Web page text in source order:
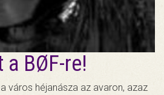
a BØF-re!
város héjanásza az avaron, azaz